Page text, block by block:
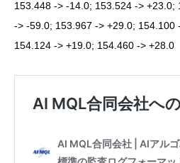
153.448 -> -14.0; 153.524 -> +23.0;
-> -59.0; 153.967 -> +29.0; 154.100
154.124 -> +19.0; 154.460 -> +28.0